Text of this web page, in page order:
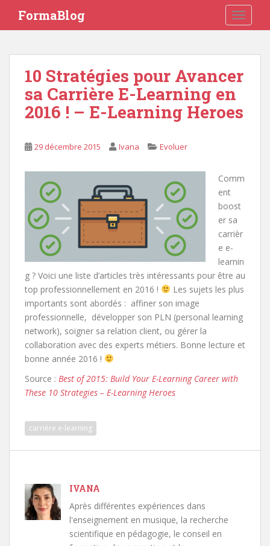
i
FormaBlog
10 Stratégies pour Avancer
sa Carrière E-Learning en
2016 ! – E-Learning Heroes
29 décembre 2015 Ivana Evoluer
Comm
ent
boost
er sa
carrièr
e e-
learnin
g ? Voici une liste d’articles très intéressants pour être au
top professionnellement en 2016 !
Les sujets les plus
importants sont abordés : affiner son image
professionnelle, développer son PLN (personal learning
network), soigner sa relation client, ou gérer la
collaboration avec des experts métiers. Bonne lecture et
bonne année 2016 !
Source : Best of 2015: Build Your E-Learning Career with
These 10 Strategies – E-Learning Heroes
carrière e-learning
IVANA
Après différentes expériences dans
l'enseignement en musique, la recherche
scientifique en pédagogie, le conseil en